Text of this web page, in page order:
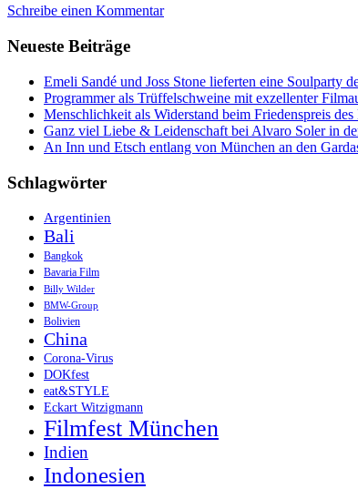
Welt
einem
Blickwinkel
sehen
Schreibe einen Kommentar
Neueste Beiträge
Emeli Sandé und Joss Stone lieferten eine Soulparty
Programmer als Trüffelschweine mit exzellenter
Menschlichkeit als Widerstand beim Friedenspreis
Ganz viel Liebe & Leidenschaft bei Alvaro Soler in
An Inn und Etsch entlang von München an den
Schlagwörter
Argentinien
Bali
Bangkok
Bavaria Film
Billy Wilder
BMW-Group
Bolivien
China
Corona-Virus
DOKfest
eat&STYLE
Eckart Witzigmann
Filmfest München
Indien
Indonesien